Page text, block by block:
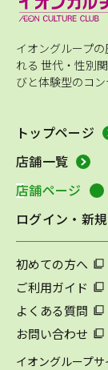
イオングループ
れる 世代・性別
びと体験型のコン
トップページ
店舗一覧
店舗ページ
ログイン・新
初めての方へ
ご利用ガイド
よくある質問
お問い合わせ
イオングループサ